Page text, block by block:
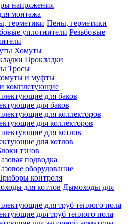
напряжения
монтажа
Пены, герметики
Резьбовые
Хомуты
Прокладки
Тросы
и муфты
комплетующие
для баков
для коллекторов
для котлов
тэнов
подводка
оборудование
контроля
Дымоходы для
для труб теплого пола